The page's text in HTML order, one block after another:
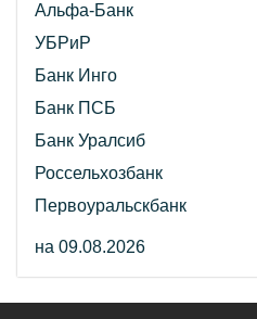
Альфа-Банк
УБРиР
Банк Инго
Банк ПСБ
Банк Уралсиб
Россельхозбанк
Первоуральскбанк
на 09.08.2026